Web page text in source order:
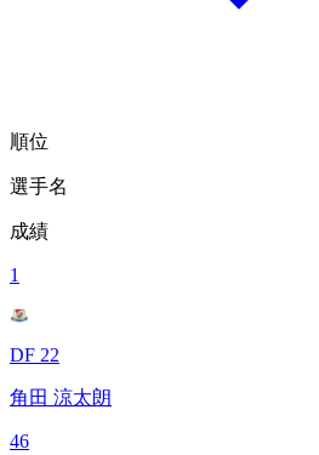
順位
選手名
成績
1
DF 22
角田 涼太朗
46